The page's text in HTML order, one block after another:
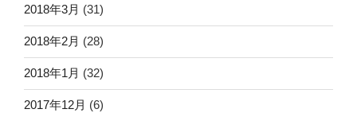
2018年3月 (31)
2018年2月 (28)
2018年1月 (32)
2017年12月 (6)